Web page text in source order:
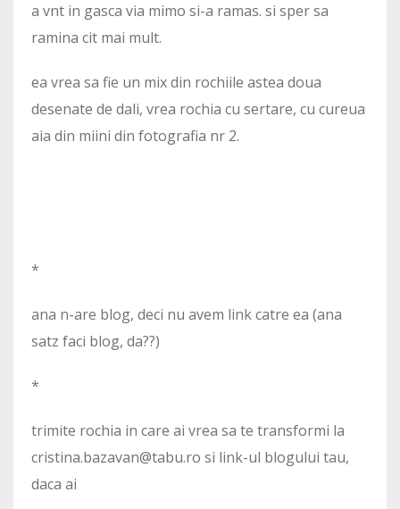
a vnt in gasca via mimo si-a ramas. si sper sa
ramina cit mai mult.
ea vrea sa fie un mix din rochiile astea doua
desenate de dali, vrea rochia cu sertare, cu cureua
aia din miini din fotografia nr 2.
*
ana n-are blog, deci nu avem link catre ea (ana
satz faci blog, da??)
*
trimite rochia in care ai vrea sa te transformi la
cristina.bazavan@tabu.ro si link-ul blogului tau,
daca ai